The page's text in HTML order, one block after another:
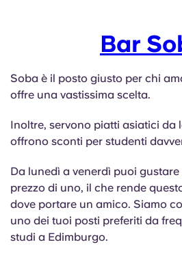
Bar
Soba è il posto giusto per chi
offre una vastissima scelta.
Inoltre, servono piatti asiatici da
offrono sconti per studenti
Da lunedì a venerdì puoi
prezzo di uno, il che rende
dove portare un amico. Siamo
uno dei tuoi posti preferiti da
studi a Edimburgo.